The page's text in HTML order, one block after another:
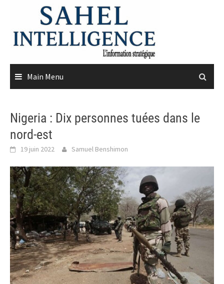
content
Main Menu
Nigeria : Dix personnes tuées dans le
nord-est
19 juin 2022 Samuel Benshimon